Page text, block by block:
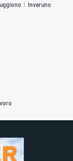
Inveruno